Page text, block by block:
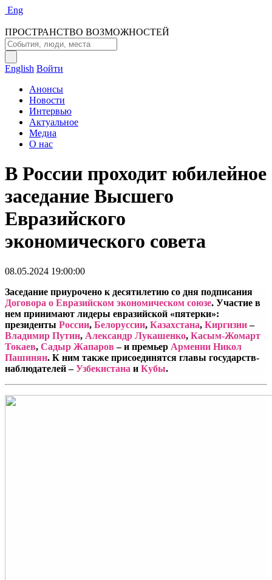
Eng
ПРОСТРАНСТВО ВОЗМОЖНОСТЕЙ
English Войти
Анонсы
Новости
Интервью
Актуальное
Медиа
О нас
В России проходит юбилейное
заседание Высшего
Евразийского
экономического совета
08.05.2024 19:00:00
Заседание приурочено к десятилетию со дня подписания
Договора о Евразийском экономическом союзе. Участие в
нем принимают лидеры евразийской «пятерки»:
президенты России, Белоруссии, Казахстана, Киргизии–
Владимир Путин, Александр Лукашенко, Касым-Жомарт
Токаев, Садыр Жапаров – и премьер Армении Никол
Пашинян. К ним также присоединятся главы государств-
наблюдателей –Узбекистана и Кубы.